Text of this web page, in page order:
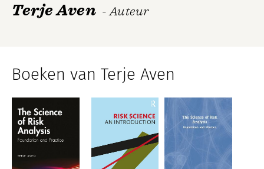
Terje Aven - Auteur
Boeken van Terje Aven